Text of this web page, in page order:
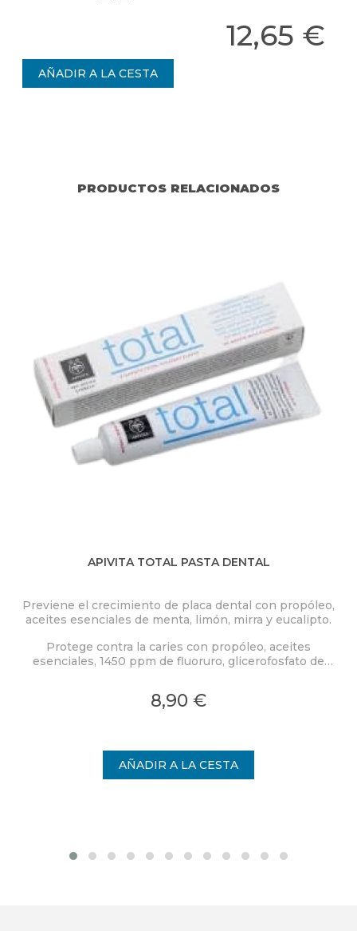
12,65 €
PRODUCTOS RELACIONADOS
APIVITA TOTAL PASTA DENTAL
Previene el crecimiento de placa dental con propóleo,
aceites esenciales de menta, limón, mirra y eucalipto.
Protege contra la caries con propóleo, aceites
esenciales, 1450 ppm de fluoruro, glicerofosfato de
8,90 €